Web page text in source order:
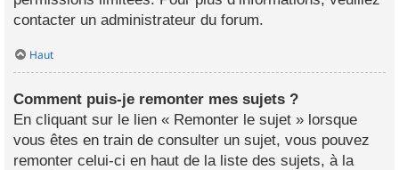
contacter un administrateur du forum.
Haut
Comment puis-je remonter mes sujets ?
En cliquant sur le lien « Remonter le sujet » lorsque
vous êtes en train de consulter un sujet, vous pouvez
remonter celui-ci en haut de la liste des sujets, à la